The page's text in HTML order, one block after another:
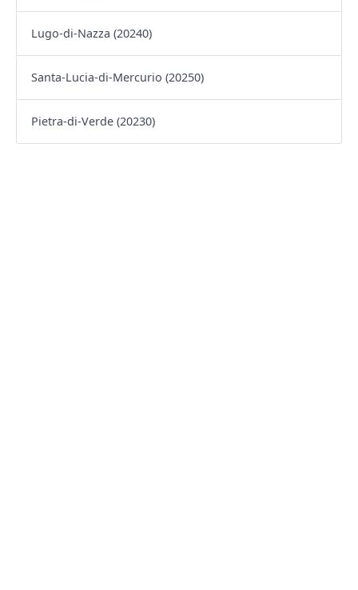
Lugo-di-Nazza (20240)
Santa-Lucia-di-Mercurio (20250)
Pietra-di-Verde (20230)